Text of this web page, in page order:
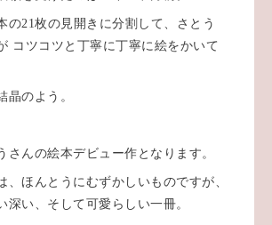
の21枚の見開きに分割して、さとう
コツコツと丁寧に丁寧に絵をかいて
晶のよう。
さんの絵本デビュー作となります。
、ほんとうにむずかしいものですが、
深い、そして可愛らしい一冊。